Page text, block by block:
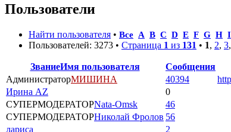
Пользователи
Найти пользователя • Все A B C D E F G H I
Пользователей: 3273 • Страница 1 из 131 • 1, 2, 3,
ЗваниеИмя пользователя Сообщения
АдминистраторМИШИНА 40394
Ирина AZ
0
СУПЕРМОДЕРАТОРNata-Omsk 46
СУПЕРМОДЕРАТОРНиколай Фролов 56
лариса
2